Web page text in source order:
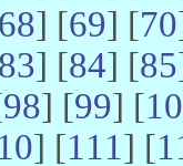
68] [69] [70
83] [84] [85
98] [99] [
] [111] [